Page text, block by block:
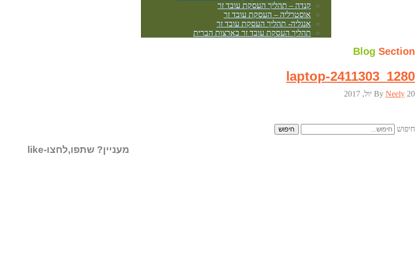
קנדה – תהליך העסקת עובד זר
אוסטרליה – העסקת עובד זר
אנגליה- תהליך העסקת עובד זר
תהליך העסקת עובד זר בארצות הברית
Blog Section
laptop-2411303_1280
By Neely 20 יול, 2017
חיפוש חיפוש
מעניין? שתפו,לחצו-like